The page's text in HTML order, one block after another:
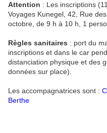
Attention : Les inscriptions
Voyages Kunegel, 42, Rue
octobre, de 9 h à 10 h, 1
Règles sanitaires : port du
inscriptions et dans le car
distanciation physique et des
données sur place).
Les accompagnatrices sont :
Berthe